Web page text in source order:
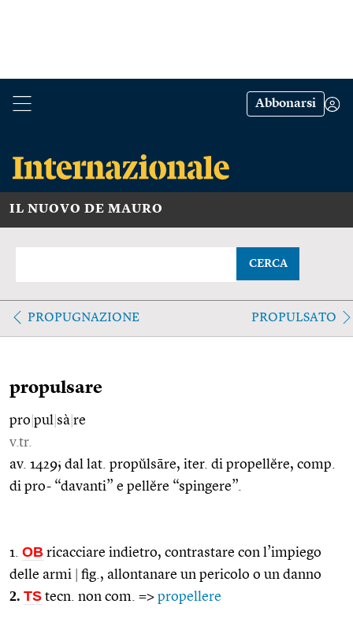
Abbonarsi
IL NUOVO DE MAURO
CERCA
PROPUGNAZIONE PROPULSATO
propulsare
pro pul sà re
v.tr.
av. 1429; dal lat. propŭlsāre, iter. di propellĕre, comp.
di pro- “davanti” e pellĕre “spingere”.
1. OB ricacciare indietro, contrastare con l’impiego
delle armi
fig., allontanare un pericolo o un danno
2. TS tecn. non com. => propellere